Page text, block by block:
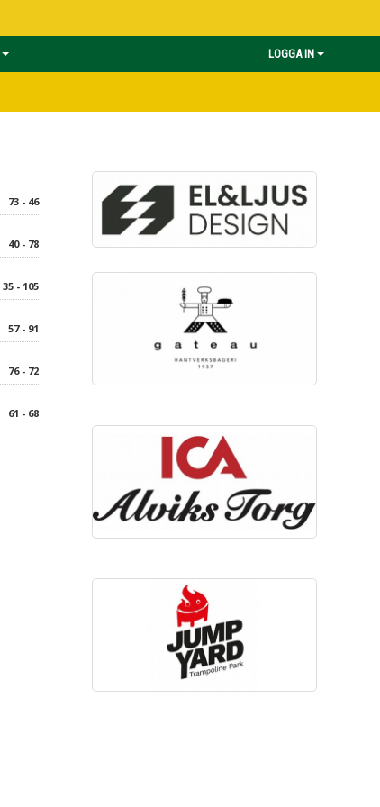
LOGGA IN
73 - 46
40 - 78
35 - 105
57 - 91
76 - 72
61 - 68